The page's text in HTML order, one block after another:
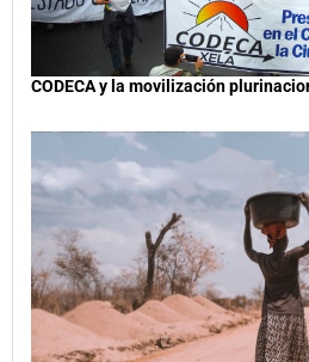
CODECA y la movilización